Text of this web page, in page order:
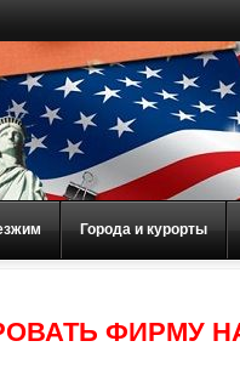
Города и курорты
ФИРМУ